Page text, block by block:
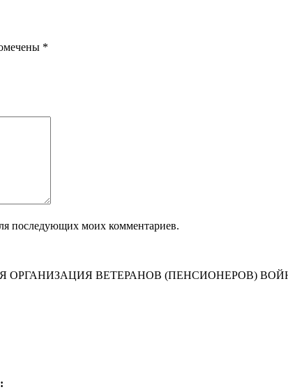
*
последующих моих комментариев.
ВЕТЕРАНОВ (ПЕНСИОНЕРОВ)